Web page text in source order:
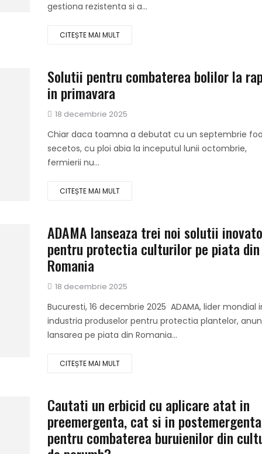
gestiona rezistenta si a...
CITEȘTE MAI MULT
Solutii pentru combaterea bolilor la
in primavara
Publicat
pe
18 decembrie 2025
Chiar daca toamna a debutat cu un septembrie
secetos, cu ploi abia la inceputul lunii octombrie,
fermierii nu...
CITEȘTE MAI MULT
ADAMA lanseaza trei noi solutii
pentru protectia culturilor pe piata din
Romania
Publicat
18 decembrie 2025
Bucuresti, 16 decembrie 2025 ADAMA, lider mondial
industria produselor pentru protectia plantelor,
lansarea pe piata din Romania...
CITEȘTE MAI MULT
Cautati un erbicid cu aplicare atat in
preemergenta, cat si in
pentru combaterea buruienilor din